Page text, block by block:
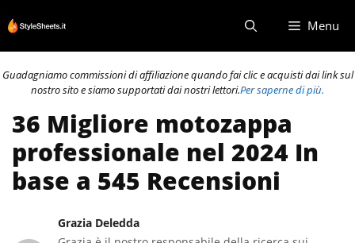
al
contenuto
Menu
Guadagniamo commissioni di affiliazione quando fai clic e acquisti dai link sul
nostro sito e siamo supportati dai nostri lettori.Per saperne di più.
36 Migliore motozappa
professionale nel 2024 In
base a 545 Recensioni
Grazia Deledda